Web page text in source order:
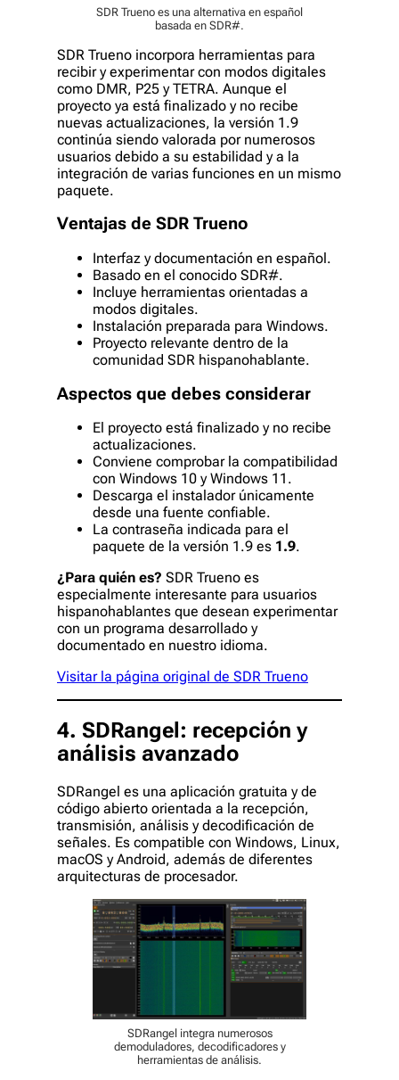
SDR Trueno es una alternativa en español
basada en SDR#.
SDR Trueno incorpora herramientas para
recibir y experimentar con modos digitales
como DMR, P25 y TETRA. Aunque el
proyecto ya está finalizado y no recibe
nuevas actualizaciones, la versión 1.9
continúa siendo valorada por numerosos
usuarios debido a su estabilidad y a la
integración de varias funciones en un mismo
paquete.
Ventajas de SDR Trueno
Interfaz y documentación en español.
Basado en el conocido SDR#.
Incluye herramientas orientadas a
modos digitales.
Instalación preparada para Windows.
Proyecto relevante dentro de la
comunidad SDR hispanohablante.
Aspectos que debes considerar
El proyecto está finalizado y no recibe
actualizaciones.
Conviene comprobar la compatibilidad
con Windows 10 y Windows 11.
Descarga el instalador únicamente
desde una fuente confiable.
La contraseña indicada para el
paquete de la versión 1.9 es 1.9.
¿Para quién es? SDR Trueno es
especialmente interesante para usuarios
hispanohablantes que desean experimentar
con un programa desarrollado y
documentado en nuestro idioma.
Visitar la página original de SDR Trueno
4. SDRangel: recepción y
análisis avanzado
SDRangel es una aplicación gratuita y de
código abierto orientada a la recepción,
transmisión, análisis y decodificación de
señales. Es compatible con Windows, Linux,
macOS y Android, además de diferentes
arquitecturas de procesador.
SDRangel integra numerosos
demoduladores, decodificadores y
herramientas de análisis.